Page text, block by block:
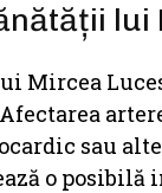
lui
Mircea
sau
o posibilă